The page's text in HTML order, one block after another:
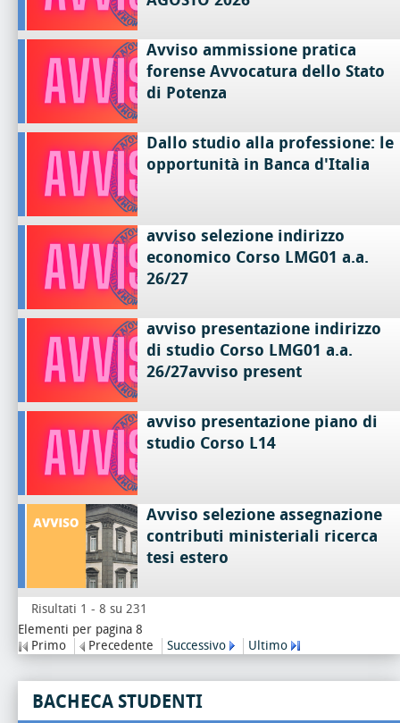
Avviso ammissione pratica
forense Avvocatura dello Stato
di Potenza
Dallo studio alla professione: le
opportunità in Banca d'Italia
avviso selezione indirizzo
economico Corso LMG01 a.a.
26/27
avviso presentazione indirizzo
di studio Corso LMG01 a.a.
26/27avviso present
avviso presentazione piano di
studio Corso L14
Avviso selezione assegnazione
contributi ministeriali ricerca
tesi estero
Risultati 1 - 8 su 231
Elementi per pagina 8
Primo
Precedente Successivo Ultimo
BACHECA STUDENTI